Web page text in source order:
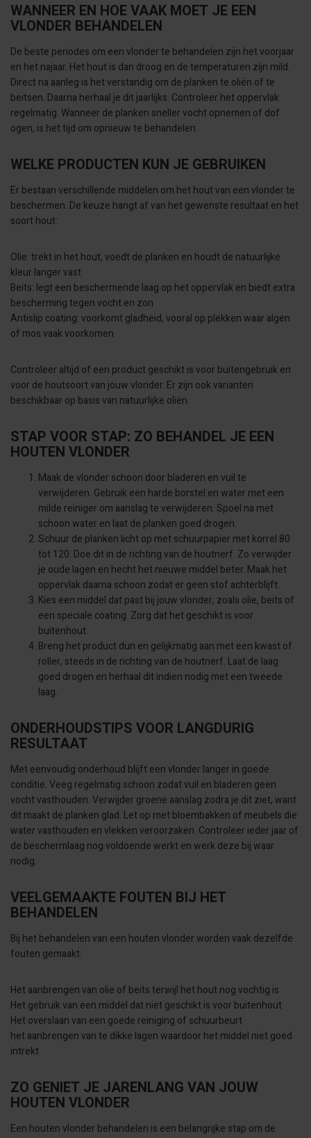
WANNEER EN HOE VAAK MOET JE EEN
VLONDER BEHANDELEN
De beste periodes om een vlonder te behandelen zijn het voorjaar
en het najaar. Het hout is dan droog en de temperaturen zijn mild.
Direct na aanleg is het verstandig om de planken te oliën of te
beitsen. Daarna herhaal je dit jaarlijks. Controleer het oppervlak
regelmatig. Wanneer de planken sneller vocht opnemen of dof
ogen, is het tijd om opnieuw te behandelen.
WELKE PRODUCTEN KUN JE GEBRUIKEN
Er bestaan verschillende middelen om het hout van een vlonder te
beschermen. De keuze hangt af van het gewenste resultaat en het
soort hout:
Olie: trekt in het hout, voedt de planken en houdt de natuurlijke
kleur langer vast
Beits: legt een beschermende laag op het oppervlak en biedt extra
bescherming tegen vocht en zon
Antislip coating: voorkomt gladheid, vooral op plekken waar algen
of mos vaak voorkomen
Controleer altijd of een product geschikt is voor buitengebruik en
voor de houtsoort van jouw vlonder. Er zijn ook varianten
beschikbaar op basis van natuurlijke oliën.
STAP VOOR STAP: ZO BEHANDEL JE EEN
HOUTEN VLONDER
Maak de vlonder schoon door bladeren en vuil te
verwijderen. Gebruik een harde borstel en water met een
milde reiniger om aanslag te verwijderen. Spoel na met
schoon water en laat de planken goed drogen.
Schuur de planken licht op met schuurpapier met korrel 80
tot 120. Doe dit in de richting van de houtnerf. Zo verwijder
je oude lagen en hecht het nieuwe middel beter. Maak het
oppervlak daarna schoon zodat er geen stof achterblijft.
Kies een middel dat past bij jouw vlonder, zoals olie, beits of
een speciale coating. Zorg dat het geschikt is voor
buitenhout.
Breng het product dun en gelijkmatig aan met een kwast of
roller, steeds in de richting van de houtnerf. Laat de laag
goed drogen en herhaal dit indien nodig met een tweede
laag.
ONDERHOUDSTIPS VOOR LANGDURIG
RESULTAAT
Met eenvoudig onderhoud blijft een vlonder langer in goede
conditie. Veeg regelmatig schoon zodat vuil en bladeren geen
vocht vasthouden. Verwijder groene aanslag zodra je dit ziet, want
dit maakt de planken glad. Let op met bloembakken of meubels die
water vasthouden en vlekken veroorzaken. Controleer ieder jaar of
de beschermlaag nog voldoende werkt en werk deze bij waar
nodig.
VEELGEMAAKTE FOUTEN BIJ HET
BEHANDELEN
Bij het behandelen van een houten vlonder worden vaak dezelfde
fouten gemaakt:
Het aanbrengen van olie of beits terwijl het hout nog vochtig is
Het gebruik van een middel dat niet geschikt is voor buitenhout
Het overslaan van een goede reiniging of schuurbeurt
het aanbrengen van te dikke lagen waardoor het middel niet goed
intrekt
ZO GENIET JE JARENLANG VAN JOUW
HOUTEN VLONDER
Een houten vlonder behandelen is een belangrijke stap om de